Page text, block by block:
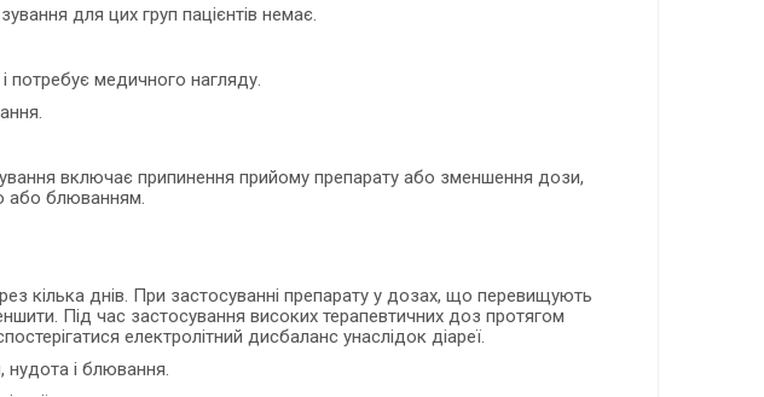
для цих груп пацієнтів немає.
потребує медичного нагляду.
включає припинення прийому препарату або зменшення дози,
або блюванням.
кілька днів. При застосуванні препарату у дозах, що перевищують
Під час застосування високих терапевтичних доз протягом
електролітний дисбаланс унаслідок діареї.
нудота і блювання.